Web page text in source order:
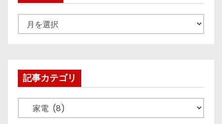
r
v
記事カテゴリ
事